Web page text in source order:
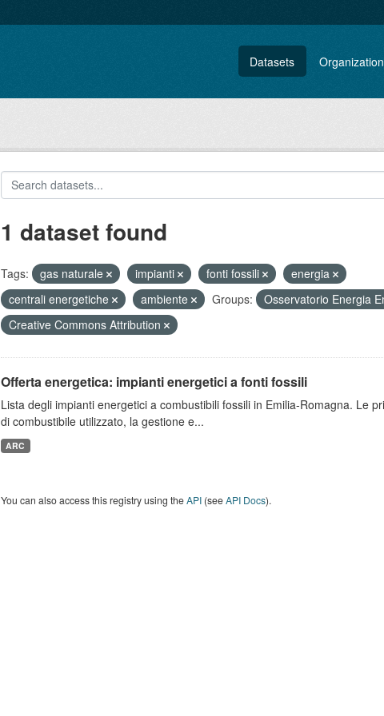
Datasets
1 dataset found
Tags: gas naturale impianti fonti fossili
energia
centrali energetiche
ambiente Groups: Osservatorio Energia
Creative Commons Attribution
Offerta energetica: impianti energetici a fonti fossili
Lista degli impianti energetici a combustibili fossili in Emilia-Romagna. Le
di combustibile utilizzato, la gestione e...
ARC
You can also access this registry using theAPI(seeAPI Docs).